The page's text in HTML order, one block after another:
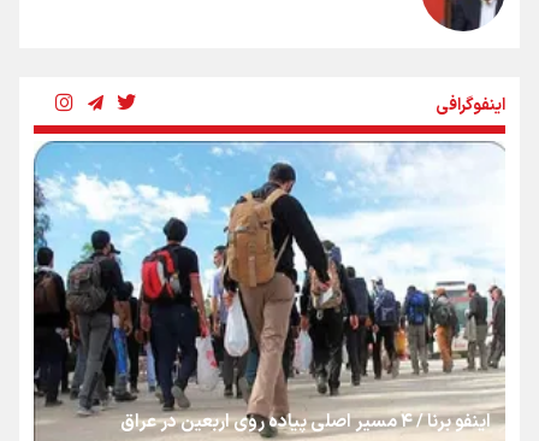
بنزین؛ تدبیری برای حفظ امنیت انرژی
«هورامان»؛ میراثی که جهان را شیفته کرد
شکستگیِ بزرگ؛ روایتِ یک استخوان، یک نسل، یک توهم!
اینفوگرافی
اینفو برنا / ۴ مسیر اصلی پیاده روی اربعین در عراق